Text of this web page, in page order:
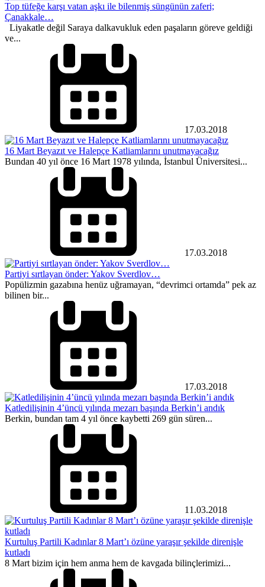
Top tüfeğe karşı vatan aşkı ile bilenmiş süngünün zaferi;
Çanakkale…
Liyakatle değil Saraya dalkavukluk eden paşaların göreve geldiği
ve...
17.03.2018
16 Mart Beyazıt ve Halepçe Katliamlarını unutmayacağız
Bundan 40 yıl önce 16 Mart 1978 yılında, İstanbul Üniversitesi...
17.03.2018
Partiyi sırtlayan önder: Yakov Sverdlov…
Popülizmin gazabına henüz uğramayan, “devrimci ortamda” pek az
bilinen bir...
17.03.2018
Katledilişinin 4’üncü yılında mezarı başında Berkin’i andık
Berkin, bundan tam 4 yıl önce kaybetti 269 gün süren...
11.03.2018
Kurtuluş Partili Kadınlar 8 Mart’ı özüne yaraşır şekilde direnişle
kutladı
8 Mart bizim için hem anma hem de kavgada bilinçlerimizi...